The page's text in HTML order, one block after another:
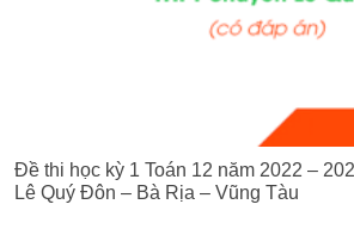
Đề thi học kỳ 1 Toán 12 năm 2022 –
Lê Quý Đôn – Bà Rịa – Vũng Tàu